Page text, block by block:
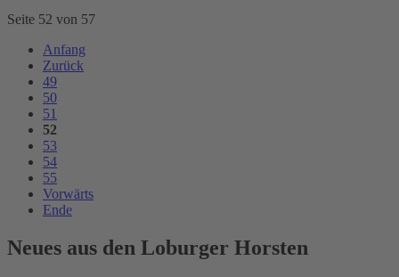
Seite 52 von 57
Anfang
Zurück
49
50
51
52
53
54
55
Vorwärts
Ende
Neues aus den Loburger Horsten